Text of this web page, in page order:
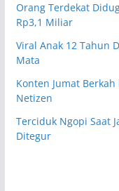
Orang Terdekat
Rp3,1 Miliar
Viral Anak 12 Tahun
Mata
Konten Jumat
Netizen
Terciduk Ngopi Saat
Ditegur